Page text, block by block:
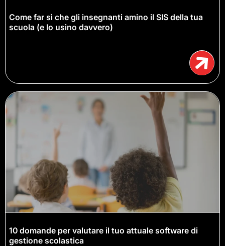
Come far sì che gli insegnanti amino il SIS della tua
scuola (e lo usino davvero)
10 domande per valutare il tuo attuale software di
gestione scolastica